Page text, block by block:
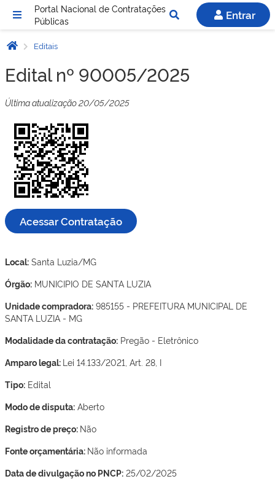
Portal Nacional de Contratações
Públicas
Entrar
Editais
Edital nº 90005/2025
Última atualização 20/05/2025
Acessar Contratação
Local: Santa Luzia/MG
Órgão: MUNICIPIO DE SANTA LUZIA
Unidade compradora: 985155 - PREFEITURA MUNICIPAL DE
SANTA LUZIA - MG
Modalidade da contratação: Pregão - Eletrônico
Amparo legal: Lei 14.133/2021, Art. 28, I
Tipo: Edital
Modo de disputa: Aberto
Registro de preço: Não
Fonte orçamentária: Não informada
Data de divulgação no PNCP: 25/02/2025